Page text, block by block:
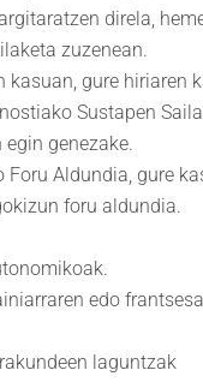
direla,
zuzenean.
kasuan, gure hiriaren
Sustapen
genezake.
Foru Aldundia, gure
foru aldundia.
edo
laguntzak